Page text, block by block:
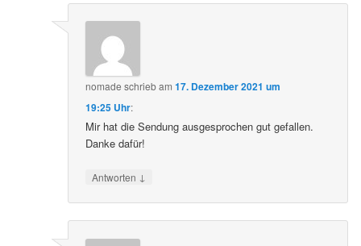
nomade schriebam17. Dezember 2021 um
19:25 Uhr:
Mir hat die Sendung ausgesprochen gut gefallen.
Danke dafür!
Antworten ↓